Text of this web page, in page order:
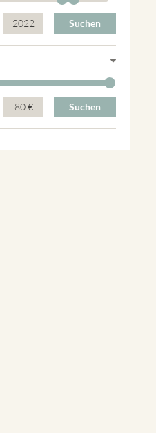
2022 Suchen
80 € Suchen